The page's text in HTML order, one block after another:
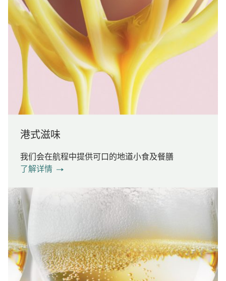
港式滋味
我们会在航程中提供可口的地道小食及餐膳
了解详情